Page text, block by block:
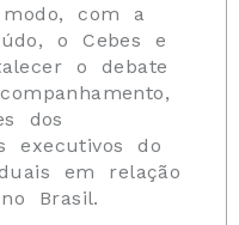
modo, com a
o Cebes e
o debate
dos
executivos do
em relação
Brasil.